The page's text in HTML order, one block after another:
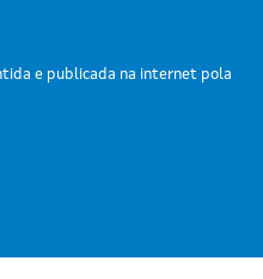
e publicada na internet pola